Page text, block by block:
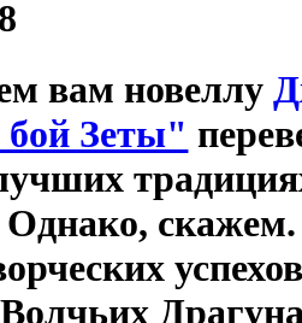
вам новеллу
Зеты"
скажем.